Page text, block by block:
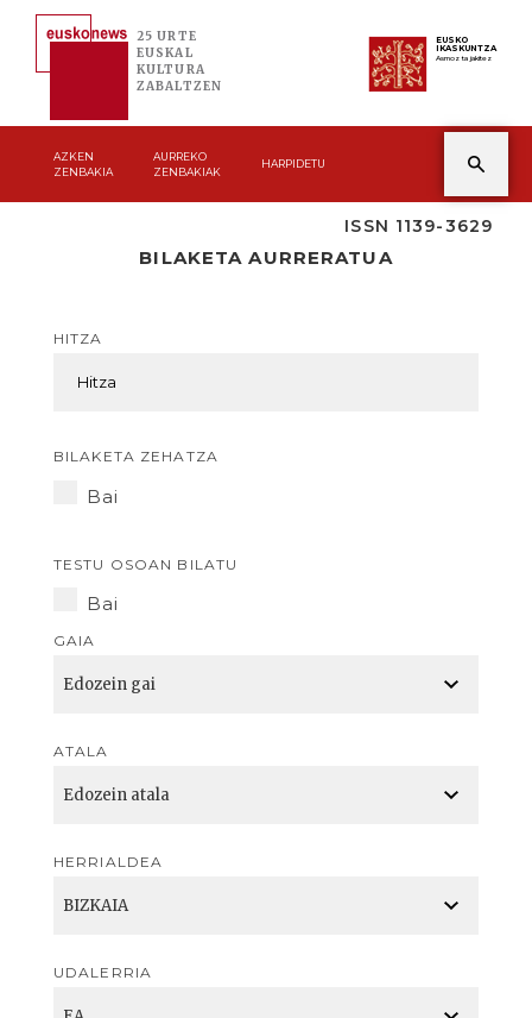
25 URTE
EUSKAL
KULTURA
ZABALTZEN
EUSKO
IKASKUNTZA
Asmoz ta jakitez
AZKEN
ZENBAKIA
AURREKO
ZENBAKIAK
HARPIDETU
ISSN 1139-3629
BILAKETA AURRERATUA
HITZA
BILAKETA ZEHATZA
Bai
TESTU OSOAN BILATU
Bai
GAIA
ATALA
HERRIALDEA
UDALERRIA